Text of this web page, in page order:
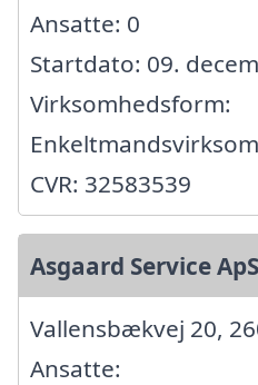
Ansatte: 0
Startdato: 09.
Virksomhedsform:
CVR: 32583539
Asgaard Service ApS
Vallensbækvej 20,
Ansatte: